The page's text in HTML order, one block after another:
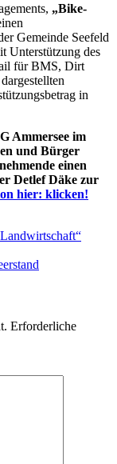
„Bike-
Gemeinde Seefeld
Unterstützung des
für BMS, Dirt
in
Ammersee im
und Bürger
einen
Detlef Däke zur
hier: klicken!
Erforderliche